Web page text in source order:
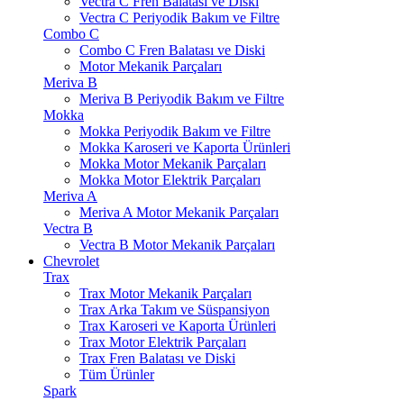
Vectra C Periyodik Bakım ve Filtre
Combo C
Combo C Fren Balatası ve Diski
Motor Mekanik Parçaları
Meriva B
Meriva B Periyodik Bakım ve Filtre
Mokka
Mokka Periyodik Bakım ve Filtre
Mokka Karoseri ve Kaporta Ürünleri
Mokka Motor Mekanik Parçaları
Mokka Motor Elektrik Parçaları
Meriva A
Meriva A Motor Mekanik Parçaları
Vectra B
Vectra B Motor Mekanik Parçaları
Chevrolet
Trax
Trax Motor Mekanik Parçaları
Trax Arka Takım ve Süspansiyon
Trax Karoseri ve Kaporta Ürünleri
Trax Motor Elektrik Parçaları
Trax Fren Balatası ve Diski
Tüm Ürünler
Spark